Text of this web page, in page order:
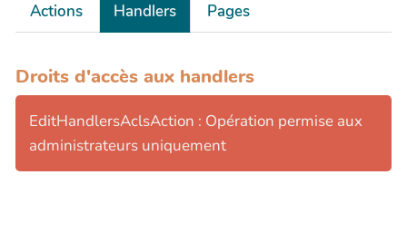
Actions
Handlers Pages
Droits d'accès aux handlers
EditHandlersAclsAction : Opération permise aux
administrateurs uniquement